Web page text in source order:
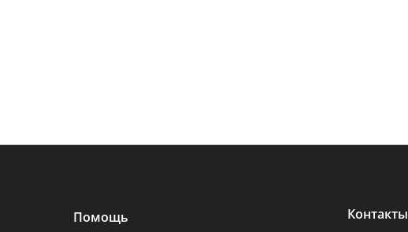
Помощь Контакты